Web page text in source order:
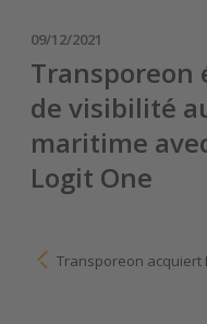
09/12/2021
Transporeon
de visibilité
maritime
Logit One
Transporeon acquiert